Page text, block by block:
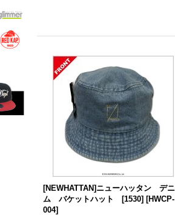
[NEWHATTAN]ニューハッタン デニ
ム バケットハット [1530] [HWCP-
004]